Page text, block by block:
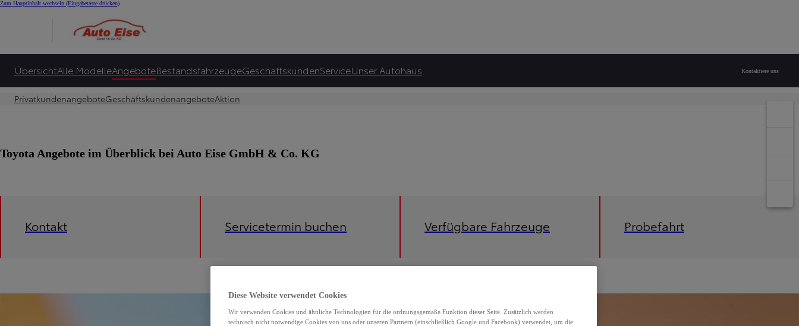
Zum Hauptinhalt wechseln (Eingabetaste drücken)
ÜbersichtAlle ModelleAngeboteBestandsfahrzeugeGeschäftskundenServiceUnser Autohaus Kontaktiere uns
PrivatkundenangeboteGeschäftskundenangeboteAktion
Toyota Angebote im Überblick bei Auto Eise GmbH & Co. KG
Kontakt Servicetermin buchen Verfügbare Fahrzeuge Probefahrt
Diese Website verwendet Cookies
Wir verwenden Cookies und ähnliche Technologien für die ordnungsgemäße Funktion dieser Seite. Zusätzlich werden
technisch nicht notwendige Cookies von uns oder unseren Partnern (einschließlich Google und Facebook) verwendet, um die